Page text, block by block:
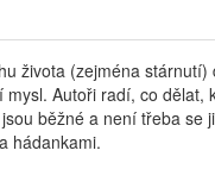
života (zejména
Autoři radí, co dělat,
běžné a není třeba se
hádankami.